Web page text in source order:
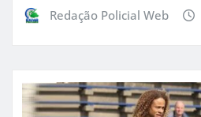
Redação Policial Web